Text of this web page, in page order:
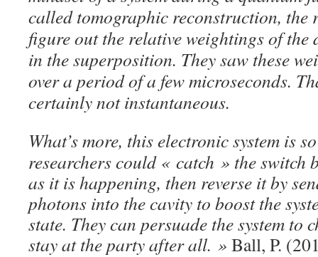
called tomographic reconstruction, the
figure out the relative weightings of the
in the superposition. They saw these
over a period of a few microseconds.
certainly not instantaneous.
What’s more, this electronic system is
researchers could « catch » the switch
as it is happening, then reverse it by
photons into the cavity to boost the
state. They can persuade the system to
stay at the party after all. » Ball, P.